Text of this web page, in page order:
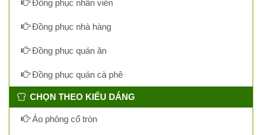
Đồng phục nhân viên
Đồng phục nhà hàng
Đồng phục quán ăn
Đồng phục quán cà phê
CHỌN THEO KIỂU DÁNG
Áo phông cổ tròn